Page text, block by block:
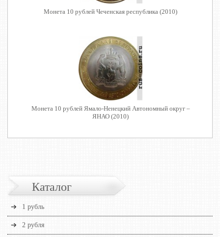
Монета 10 рублей Чеченская республика (2010)
Монета 10 рублей Ямало-Ненецкий Автономный округ –
ЯНАО (2010)
Каталог
1 рубль
2 рубля